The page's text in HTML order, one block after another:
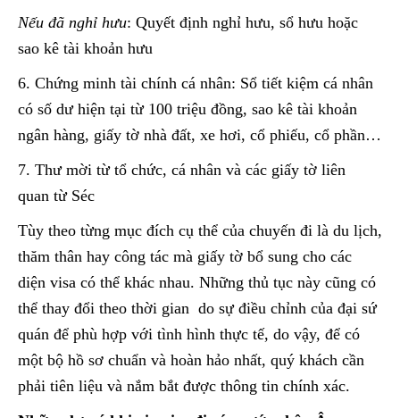
Nếu đã nghỉ hưu: Quyết định nghỉ hưu, sổ hưu hoặc
sao kê tài khoản hưu
6. Chứng minh tài chính cá nhân: Sổ tiết kiệm cá nhân
có số dư hiện tại từ 100 triệu đồng, sao kê tài khoản
ngân hàng, giấy tờ nhà đất, xe hơi, cổ phiếu, cổ phần…
7. Thư mời từ tổ chức, cá nhân và các giấy tờ liên
quan từ Séc
Tùy theo từng mục đích cụ thể của chuyến đi là du lịch,
thăm thân hay công tác mà giấy tờ bổ sung cho các
diện visa có thể khác nhau. Những thủ tục này cũng có
thể thay đổi theo thời gian do sự điều chỉnh của đại sứ
quán để phù hợp với tình hình thực tế, do vậy, để có
một bộ hồ sơ chuẩn và hoàn hảo nhất, quý khách cần
phải tiên liệu và nắm bắt được thông tin chính xác.